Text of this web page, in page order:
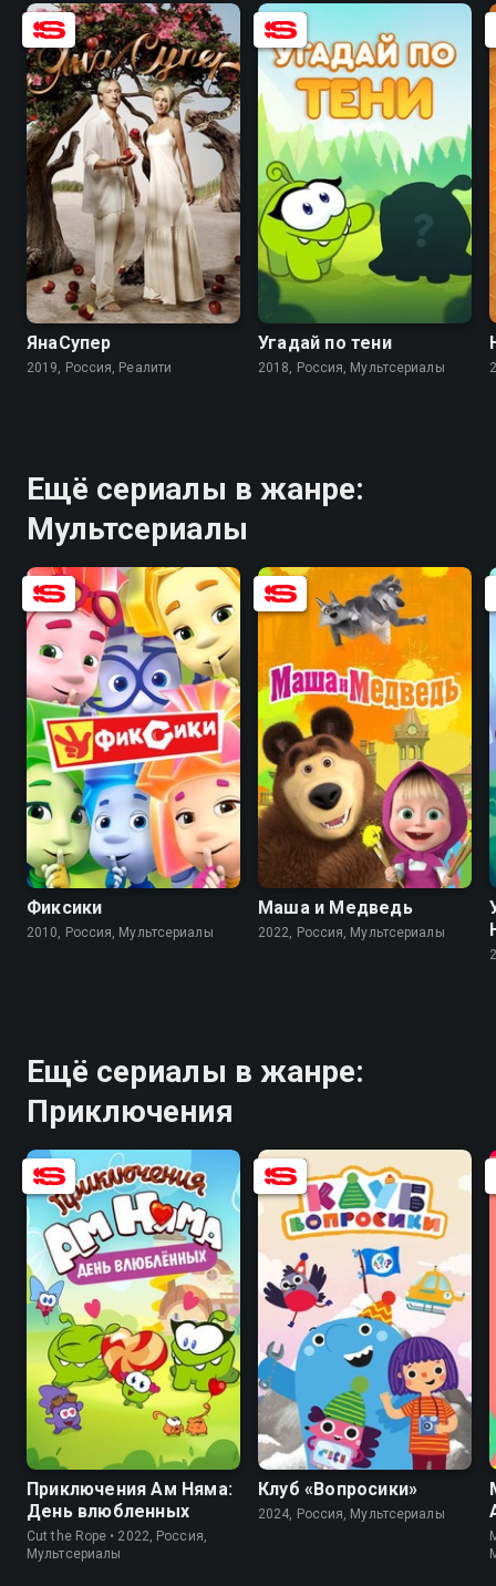
ЯнаСупер
2019, Россия, Реалити
8.3
Угадай по тени
2018, Россия, Мультсериалы
Ещё сериалы в жанре:
Мультсериалы
8.0 6.1
Фиксики
2010, Россия, Мультсериалы
7.3 7.3
Маша и Медведь
2022, Россия, Мультсериалы
Ещё сериалы в жанре:
Приключения
8.0
Приключения Ам Няма:
День влюбленных
Cut the Rope • 2022, Россия,
Мультсериалы
8.8
Клуб «Вопросики»
2024, Россия, Мультсериалы